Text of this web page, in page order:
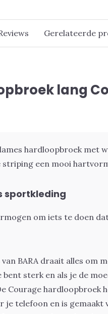
Gerelateerde
lang
hardloopbroek met
een mooi
sportkleding
om iets te doen
BARA draait alles om
bent sterk en als je de
Courage hardloopbroek
je telefoon en is gemaakt